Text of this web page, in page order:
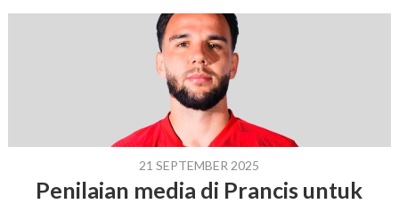
21 SEPTEMBER 2025
Penilaian media di Prancis untuk